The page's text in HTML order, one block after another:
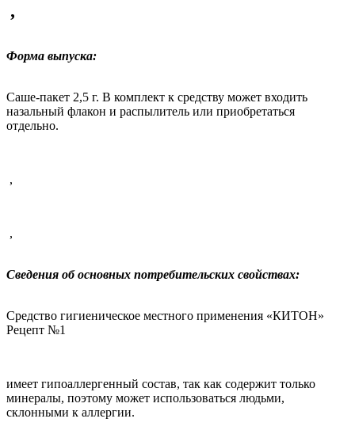
,
Форма выпуска:
Саше-пакет 2,5 г. В комплект к средству может входить
назальный флакон и распылитель или приобретаться
отдельно.
,
,
Сведения об основных потребительских свойствах:
Средство гигиеническое местного применения «КИТОН»
Рецепт №1
имеет гипоаллергенный состав, так как содержит только
минералы, поэтому может использоваться людьми,
склонными к аллергии.